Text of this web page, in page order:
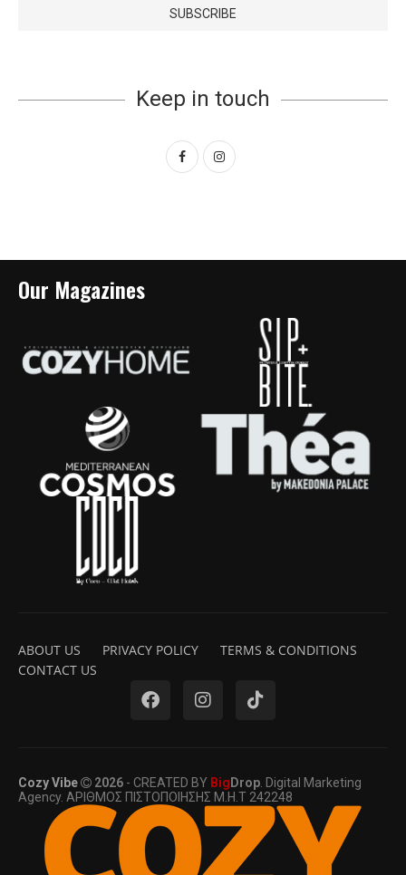
Keep in touch
Our Magazines
ABOUT US PRIVACY POLICY
TERMS & CONDITIONS
CONTACT US
Cozy Vibe 2026 - CREATED BY Big Drop . Digital Marketing
Agency. ΑΡΙΘΜΟΣ ΠΙΣΤΟΠΟΙΗΣΗΣ Μ.Η.Τ 242248